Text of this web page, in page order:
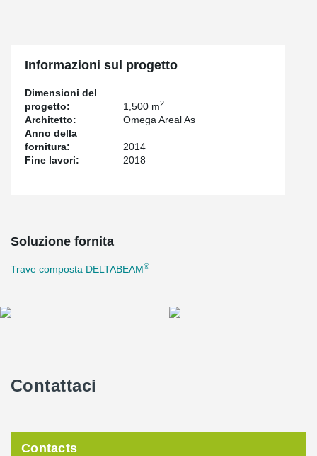
Informazioni sul progetto
Dimensioni del
progetto:
1,500 m2
Architetto:
Omega Areal As
Anno della
fornitura:
2014
Fine lavori:
2018
Soluzione fornita
Trave composta DELTABEAM®
Contattaci
Contacts